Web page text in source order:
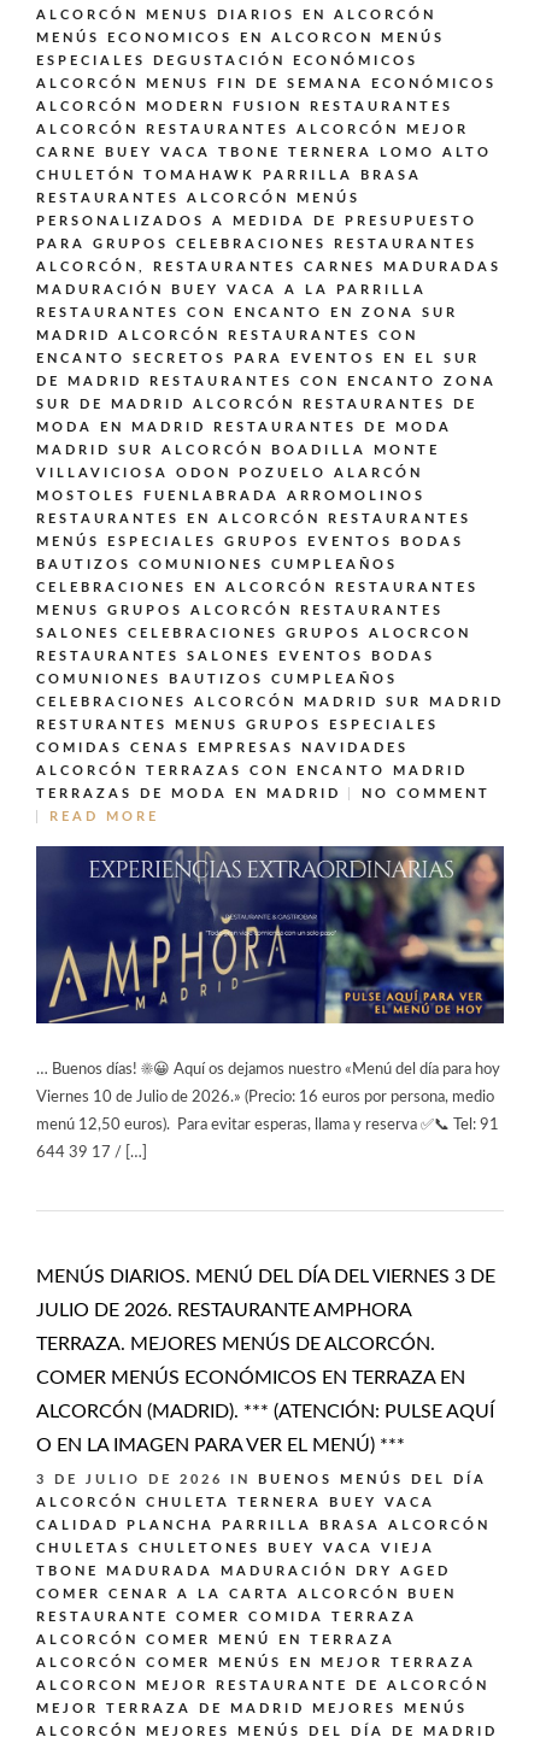
ALCORCÓN
MENUS DIARIOS EN ALCORCÓN
MENÚS ECONOMICOS EN ALCORCON
MENÚS
ESPECIALES DEGUSTACIÓN ECONÓMICOS
ALCORCÓN
MENUS FIN DE SEMANA ECONÓMICOS
ALCORCÓN
MODERN FUSION
RESTAURANTES
ALCORCÓN
RESTAURANTES ALCORCÓN MEJOR
CARNE BUEY VACA TBONE TERNERA LOMO ALTO
CHULETÓN TOMAHAWK PARRILLA BRASA
RESTAURANTES ALCORCÓN MENÚS
PERSONALIZADOS A MEDIDA DE PRESUPUESTO
PARA GRUPOS CELEBRACIONES
RESTAURANTES
ALCORCÓN,
RESTAURANTES CARNES MADURADAS
MADURACIÓN BUEY VACA A LA PARRILLA
RESTAURANTES CON ENCANTO EN ZONA SUR
MADRID ALCORCÓN
RESTAURANTES CON
ENCANTO SECRETOS PARA EVENTOS EN EL SUR
DE MADRID
RESTAURANTES CON ENCANTO ZONA
SUR DE MADRID ALCORCÓN
RESTAURANTES DE
MODA EN MADRID
RESTAURANTES DE MODA
MADRID SUR ALCORCÓN BOADILLA MONTE
VILLAVICIOSA ODON POZUELO ALARCÓN
MOSTOLES FUENLABRADA ARROMOLINOS
RESTAURANTES EN ALCORCÓN
RESTAURANTES
MENÚS ESPECIALES GRUPOS EVENTOS BODAS
BAUTIZOS COMUNIONES CUMPLEAÑOS
CELEBRACIONES EN ALCORCÓN
RESTAURANTES
MENUS GRUPOS ALCORCÓN
RESTAURANTES
SALONES CELEBRACIONES GRUPOS ALOCRCON
RESTAURANTES SALONES EVENTOS BODAS
COMUNIONES BAUTIZOS CUMPLEAÑOS
CELEBRACIONES ALCORCÓN MADRID SUR MADRID
RESTURANTES MENUS GRUPOS ESPECIALES
COMIDAS CENAS EMPRESAS NAVIDADES
ALCORCÓN
TERRAZAS CON ENCANTO MADRID
TERRAZAS DE MODA EN MADRID
NO COMMENT
READ MORE
… Buenos días! ☀️😀 Aquí os dejamos nuestro «Menú del día para hoy
Viernes 10 de Julio de 2026.» (Precio: 16 euros por persona, medio
menú 12,50 euros). Para evitar esperas, llama y reserva ✅📞 Tel: 91
644 39 17 / […]
MENÚS DIARIOS. MENÚ DEL DÍA DEL VIERNES 3 DE
JULIO DE 2026. RESTAURANTE AMPHORA
TERRAZA. MEJORES MENÚS DE ALCORCÓN.
COMER MENÚS ECONÓMICOS EN TERRAZA EN
ALCORCÓN (MADRID). *** (ATENCIÓN: PULSE AQUÍ
O EN LA IMAGEN PARA VER EL MENÚ) ***
3 DE JULIO DE 2026 IN
BUENOS MENÚS DEL DÍA
ALCORCÓN
CHULETA TERNERA BUEY VACA
CALIDAD PLANCHA PARRILLA BRASA ALCORCÓN
CHULETAS CHULETONES BUEY VACA VIEJA
TBONE MADURADA MADURACIÓN DRY AGED
COMER CENAR A LA CARTA ALCORCÓN BUEN
RESTAURANTE
COMER COMIDA TERRAZA
ALCORCÓN
COMER MENÚ EN TERRAZA
ALCORCÓN
COMER MENÚS EN MEJOR TERRAZA
ALCORCON
MEJOR RESTAURANTE DE ALCORCÓN
MEJOR TERRAZA DE MADRID
MEJORES MENÚS
ALCORCÓN
MEJORES MENÚS DEL DÍA DE MADRID